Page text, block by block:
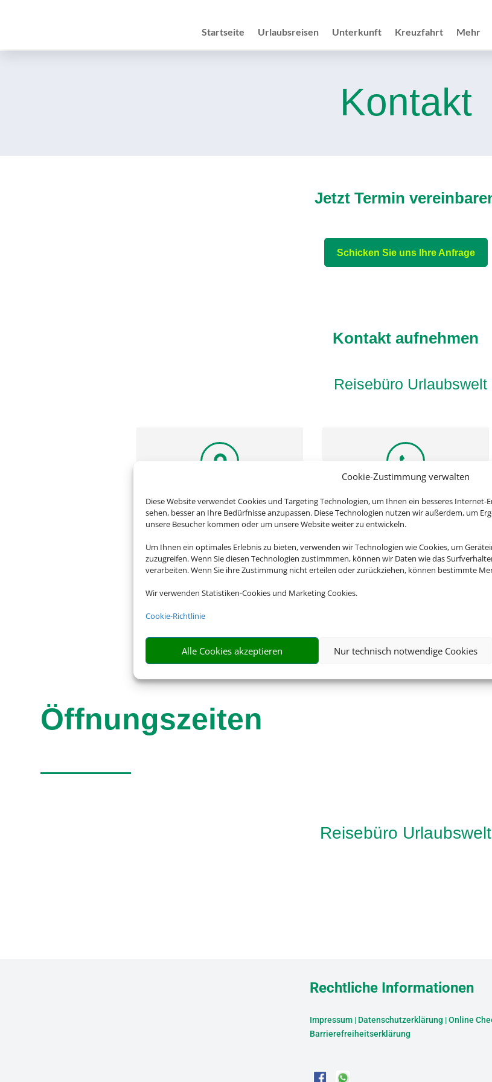
Cookie-Zustimmung verwalten
Diese Website verwendet Cookies und Targeting Technologien, um Ihnen ein besseres Internet-
sehen, besser an Ihre Bedürfnisse anzupassen. Diese Technologien nutzen wir außerdem, um
unsere Besucher kommen oder um unsere Website weiter zu entwickeln.
Um Ihnen ein optimales Erlebnis zu bieten, verwenden wir Technologien wie Cookies, um
zuzugreifen. Wenn Sie diesen Technologien zustimmmen, können wir Daten wie das
verarbeiten. Wenn Sie ihre Zustimmung nicht erteilen oder zurückziehen, können bestimmte
Wir verwenden Statistiken-Cookies und Marketing Cookies.
Cookie-Richtlinie
Alle Cookies akzeptieren Nur technisch notwendige Cookies
Startseite Urlaubsreisen Unterkunft Kreuzfahrt Mehr
Kontakt
Jetzt Termin
Schicken Sie uns Ihre Anfrage
Kontakt aufnehmen
Reisebüro Urlaubswelt
Adresse
Reisebüro Urlaubswelt
D-07381 Pößneck
Rufen Sie uns an
03647 423021
Öffnungszeiten
Reisebüro Urlaubswelt
Rechtliche Informationen
Impressum| Datenschutzerklärung |Online
Barrierefreiheitserklärung